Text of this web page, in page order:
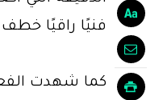
فنيًا راقيًا
كما شهدت